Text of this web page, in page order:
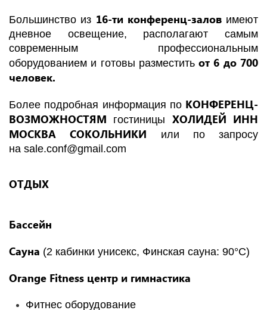
Большинство из 16-ти конференц-заловимеют
дневное освещение, располагают самым
современным профессиональным
оборудованием и готовы разместитьот 6 до 700
человек.
Более подробная информация поКОНФЕРЕНЦ-
ВОЗМОЖНОСТЯМ гостиницы ХОЛИДЕЙ ИНН
МОСКВА СОКОЛЬНИКИ или по запросу
на sale.conf@gmail.com
ОТДЫХ
Бассейн
Сауна (2 кабинки унисекс, Финская сауна: 90°C)
Orange Fitness центр и гимнастика
Фитнес оборудование